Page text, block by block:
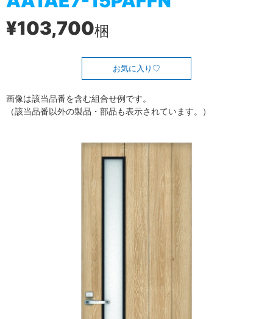
¥103,700梱
お気に入り
画像は該当品番を含む組合せ例です。
（該当品番以外の製品・部品も表示されています。）